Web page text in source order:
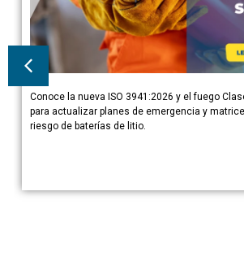
Conoce la nueva ISO 3941:2026 y el fuego
para actualizar planes de emergencia y
riesgo de baterías de litio.